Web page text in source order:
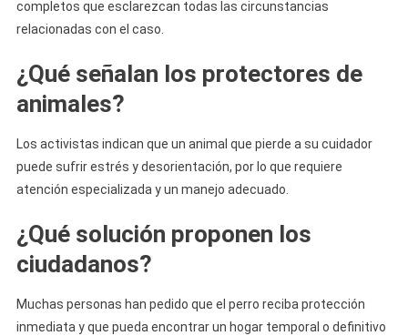
completos que esclarezcan todas las circunstancias
relacionadas con el caso.
¿Qué señalan los protectores de
animales?
Los activistas indican que un animal que pierde a su cuidador
puede sufrir estrés y desorientación, por lo que requiere
atención especializada y un manejo adecuado.
¿Qué solución proponen los
ciudadanos?
Muchas personas han pedido que el perro reciba protección
inmediata y que pueda encontrar un hogar temporal o definitivo